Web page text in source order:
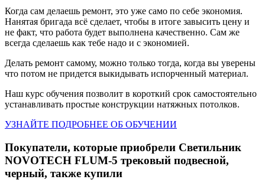
Когда сам делаешь ремонт, это уже само по себе экономия.
Нанятая бригада всё сделает, чтобы в итоге завысить цену и
не факт, что работа будет выполнена качественно. Сам же
всегда сделаешь как тебе надо и с экономией.
Делать ремонт самому, можно только тогда, когда вы уверены
что потом не придется выкидывать испорченный материал.
Наш курс обучения позволит в короткий срок самостоятельно
устанавливать простые конструкции натяжных потолков.
УЗНАЙТЕ ПОДРОБНЕЕ ОБ ОБУЧЕНИИ
Покупатели, которые приобрели Светильник
NOVOTECH FLUM-5 трековый подвесной,
черный, также купили